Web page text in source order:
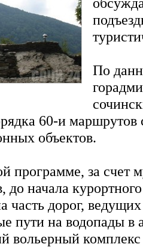
По
60-и
объектов.
программе, за счет
до начала
часть дорог,
пути на водопады в
вольерный